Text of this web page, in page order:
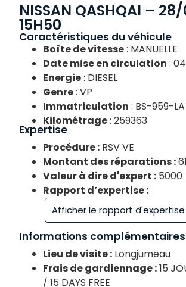
NISSAN QASHQAI –
15H50
Caractéristiques du véhicule
Boîte de vitesse: MANUELLE
Date mise en circulation :
Energie: DIESEL
Genre: VP
Immatriculation : BS-959-LA
Kilométrage: 259363
Expertise
Procédure : RSV VE
Montant des réparations :
Valeur à dire d'expert : 5000
Rapport d’expertise :
Afficher le rapport
Informations complémentaires
Lieu de visite : Longjumeau
Frais de gardiennage :15
/ 15 DAYS FREE